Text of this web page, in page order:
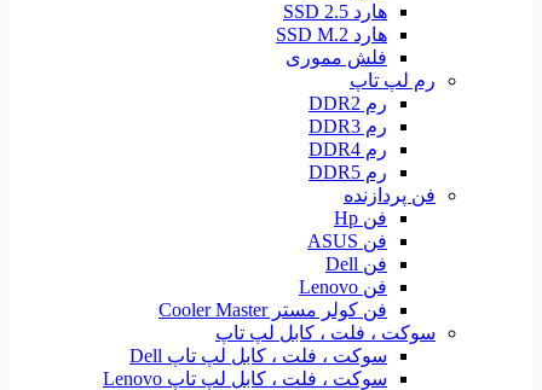
هارد SSD 2.5
هارد SSD M.2
فلش مموری
رم لپ تاپ
رم DDR2
رم DDR3
رم DDR4
رم DDR5
فن پردازنده
فن Hp
فن ASUS
فن Dell
فن Lenovo
فن کولر مستر Cooler Master
سوکت ، فلت ، کابل لپ تاپ
سوکت ، فلت ، کابل لپ تاپ Dell
سوکت ، فلت ، کابل لپ تاپ Lenovo